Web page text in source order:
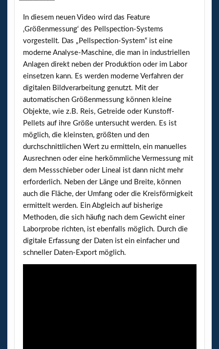
In diesem neuen Video wird das Feature
‚Größenmessung‘ des Pellspection-Systems
vorgestellt. Das „Pellspection-System“ ist eine
moderne Analyse-Maschine, die man in industriellen
Anlagen direkt neben der Produktion oder im Labor
einsetzen kann. Es werden moderne Verfahren der
digitalen Bildverarbeitung genutzt. Mit der
automatischen Größenmessung können kleine
Objekte, wie z.B. Reis, Getreide oder Kunstoff-
Pellets auf ihre Größe untersucht werden. Es ist
möglich, die kleinsten, größten und den
durchschnittlichen Wert zu ermitteln, ein manuelles
Ausrechnen oder eine herkömmliche Vermessung mit
dem Messschieber oder Lineal ist dann nicht mehr
erforderlich. Neben der Länge und Breite, können
auch die Fläche, der Umfang oder die Kreisförmigkeit
ermittelt werden. Ein Abgleich auf bisherige
Methoden, die sich häufig nach dem Gewicht einer
Laborprobe richten, ist ebenfalls möglich. Durch die
digitale Erfassung der Daten ist ein einfacher und
schneller Daten-Export möglich.